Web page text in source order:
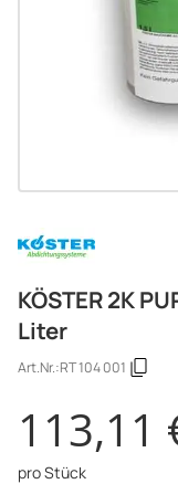
KÖSTER 2K
Liter
Art.Nr.:RT 104 001
113,11
pro Stück